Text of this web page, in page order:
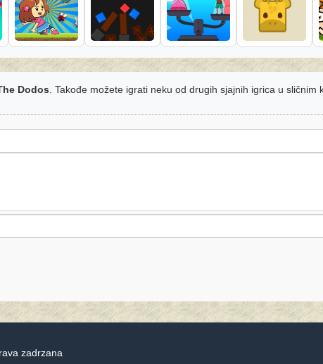
Dodos . Takođe možete igrati neku od drugih sjajnih igrica u sličnim
zadrzana